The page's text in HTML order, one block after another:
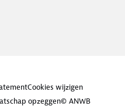
Cookies wijzigen
opzeggen© ANWB